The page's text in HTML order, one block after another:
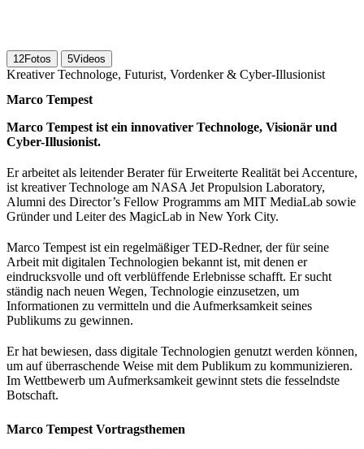
12Fotos 5Videos
Kreativer Technologe, Futurist, Vordenker & Cyber-Illusionist
Marco Tempest
Marco Tempest ist ein innovativer Technologe, Visionär und
Cyber-Illusionist.
Er arbeitet als leitender Berater für Erweiterte Realität bei Accenture,
ist kreativer Technologe am NASA Jet Propulsion Laboratory,
Alumni des Director’s Fellow Programms am MIT MediaLab sowie
Gründer und Leiter des MagicLab in New York City.
Marco Tempest ist ein regelmäßiger TED-Redner, der für seine
Arbeit mit digitalen Technologien bekannt ist, mit denen er
eindrucksvolle und oft verblüffende Erlebnisse schafft. Er sucht
ständig nach neuen Wegen, Technologie einzusetzen, um
Informationen zu vermitteln und die Aufmerksamkeit seines
Publikums zu gewinnen.
Er hat bewiesen, dass digitale Technologien genutzt werden können,
um auf überraschende Weise mit dem Publikum zu kommunizieren.
Im Wettbewerb um Aufmerksamkeit gewinnt stets die fesselndste
Botschaft.
Marco Tempest Vortragsthemen